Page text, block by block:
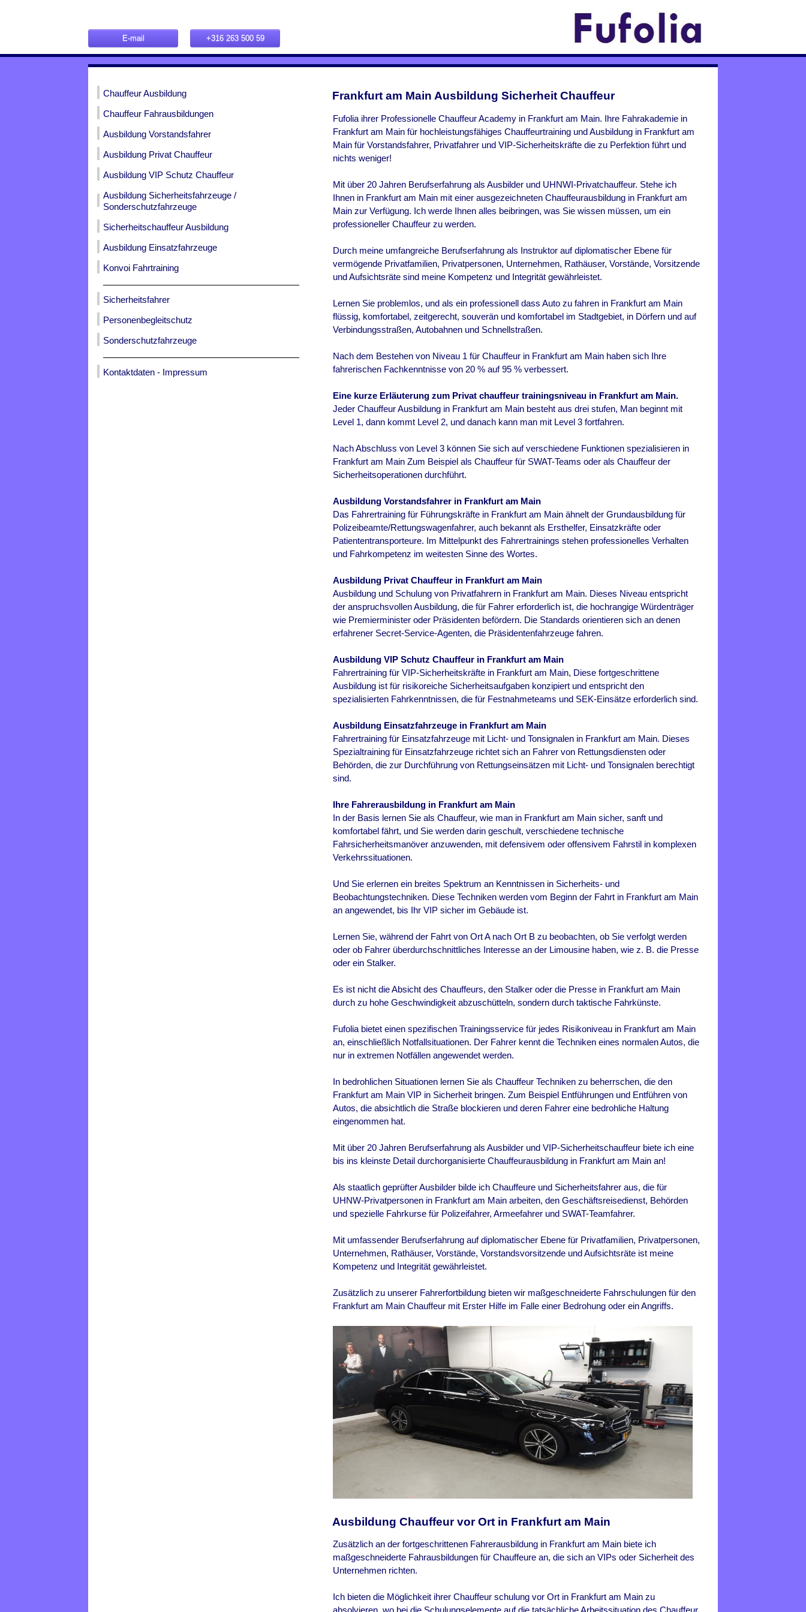
+316 263 500 59
E-mail
Chauffeur Ausbildung
Chauffeur Fahrausbildungen
Ausbildung Vorstandsfahrer
Ausbildung Privat Chauffeur
Ausbildung VIP Schutz Chauffeur
Ausbildung Sicherheitsfahrzeuge /
Sonderschutzfahrzeuge
Sicherheitschauffeur Ausbildung
Ausbildung Einsatzfahrzeuge
Konvoi Fahrtraining
Sicherheitsfahrer
Personenbegleitschutz
Sonderschutzfahrzeuge
Kontaktdaten - Impressum
Frankfurt am Main Ausbildung Sicherheit Chauffeur
Fufolia ihrer Professionelle Chauffeur Academy in Frankfurt am Main. Ihre Fahrakademie in
Frankfurt am Main für hochleistungsfähiges Chauffeurtraining und Ausbildung in Frankfurt am
Main für Vorstandsfahrer, Privatfahrer und VIP-Sicherheitskräfte die zu Perfektion führt und
nichts weniger!
Mit über 20 Jahren Berufserfahrung als Ausbilder und UHNWI-Privatchauffeur. Stehe ich
Ihnen in Frankfurt am Main mit einer ausgezeichneten Chauffeurausbildung in Frankfurt am
Main zur Verfügung. Ich werde Ihnen alles beibringen, was Sie wissen müssen, um ein
professioneller Chauffeur zu werden.
Durch meine umfangreiche Berufserfahrung als Instruktor auf diplomatischer Ebene für
vermögende Privatfamilien, Privatpersonen, Unternehmen, Rathäuser, Vorstände, Vorsitzende
und Aufsichtsräte sind meine Kompetenz und Integrität gewährleistet.
Lernen Sie problemlos, und als ein professionell dass Auto zu fahren in Frankfurt am Main
flüssig, komfortabel, zeitgerecht, souverän und komfortabel im Stadtgebiet, in Dörfern und auf
Verbindungsstraßen, Autobahnen und Schnellstraßen.
Nach dem Bestehen von Niveau 1 für Chauffeur in Frankfurt am Main haben sich Ihre
fahrerischen Fachkenntnisse von 20 % auf 95 % verbessert.
Eine kurze Erläuterung zum Privat chauffeur trainingsniveau in Frankfurt am Main.
Jeder Chauffeur Ausbildung in Frankfurt am Main besteht aus drei stufen, Man beginnt mit
Level 1, dann kommt Level 2, und danach kann man mit Level 3 fortfahren.
Nach Abschluss von Level 3 können Sie sich auf verschiedene Funktionen spezialisieren in
Frankfurt am Main Zum Beispiel als Chauffeur für SWAT-Teams oder als Chauffeur der
Sicherheitsoperationen durchführt.
Ausbildung Vorstandsfahrer in Frankfurt am Main
Das Fahrertraining für Führungskräfte in Frankfurt am Main ähnelt der Grundausbildung für
Polizeibeamte/Rettungswagenfahrer, auch bekannt als Ersthelfer, Einsatzkräfte oder
Patiententransporteure. Im Mittelpunkt des Fahrertrainings stehen professionelles Verhalten
und Fahrkompetenz im weitesten Sinne des Wortes.
Ausbildung Privat Chauffeur in Frankfurt am Main
Ausbildung und Schulung von Privatfahrern in Frankfurt am Main. Dieses Niveau entspricht
der anspruchsvollen Ausbildung, die für Fahrer erforderlich ist, die hochrangige Würdenträger
wie Premierminister oder Präsidenten befördern. Die Standards orientieren sich an denen
erfahrener Secret-Service-Agenten, die Präsidentenfahrzeuge fahren.
Ausbildung VIP Schutz Chauffeur in Frankfurt am Main
Fahrertraining für VIP-Sicherheitskräfte in Frankfurt am Main, Diese fortgeschrittene
Ausbildung ist für risikoreiche Sicherheitsaufgaben konzipiert und entspricht den
spezialisierten Fahrkenntnissen, die für Festnahmeteams und SEK-Einsätze erforderlich sind.
Ausbildung Einsatzfahrzeuge in Frankfurt am Main
Fahrertraining für Einsatzfahrzeuge mit Licht- und Tonsignalen in Frankfurt am Main. Dieses
Spezialtraining für Einsatzfahrzeuge richtet sich an Fahrer von Rettungsdiensten oder
Behörden, die zur Durchführung von Rettungseinsätzen mit Licht- und Tonsignalen berechtigt
sind.
Ihre Fahrerausbildung in Frankfurt am Main
In der Basis lernen Sie als Chauffeur, wie man in Frankfurt am Main sicher, sanft und
komfortabel fährt, und Sie werden darin geschult, verschiedene technische
Fahrsicherheitsmanöver anzuwenden, mit defensivem oder offensivem Fahrstil in komplexen
Verkehrssituationen.
Und Sie erlernen ein breites Spektrum an Kenntnissen in Sicherheits- und
Beobachtungstechniken. Diese Techniken werden vom Beginn der Fahrt in Frankfurt am Main
an angewendet, bis Ihr VIP sicher im Gebäude ist.
Lernen Sie, während der Fahrt von Ort A nach Ort B zu beobachten, ob Sie verfolgt werden
oder ob Fahrer überdurchschnittliches Interesse an der Limousine haben, wie z. B. die Presse
oder ein Stalker.
Es ist nicht die Absicht des Chauffeurs, den Stalker oder die Presse in Frankfurt am Main
durch zu hohe Geschwindigkeit abzuschütteln, sondern durch taktische Fahrkünste.
Fufolia bietet einen spezifischen Trainingsservice für jedes Risikoniveau in Frankfurt am Main
an, einschließlich Notfallsituationen. Der Fahrer kennt die Techniken eines normalen Autos, die
nur in extremen Notfällen angewendet werden.
In bedrohlichen Situationen lernen Sie als Chauffeur Techniken zu beherrschen, die den
Frankfurt am Main VIP in Sicherheit bringen. Zum Beispiel Entführungen und Entführen von
Autos, die absichtlich die Straße blockieren und deren Fahrer eine bedrohliche Haltung
eingenommen hat.
Mit über 20 Jahren Berufserfahrung als Ausbilder und VIP-Sicherheitschauffeur biete ich eine
bis ins kleinste Detail durchorganisierte Chauffeurausbildung in Frankfurt am Main an!
Als staatlich geprüfter Ausbilder bilde ich Chauffeure und Sicherheitsfahrer aus, die für
UHNW-Privatpersonen in Frankfurt am Main arbeiten, den Geschäftsreisedienst, Behörden
und spezielle Fahrkurse für Polizeifahrer, Armeefahrer und SWAT-Teamfahrer.
Mit umfassender Berufserfahrung auf diplomatischer Ebene für Privatfamilien, Privatpersonen,
Unternehmen, Rathäuser, Vorstände, Vorstandsvorsitzende und Aufsichtsräte ist meine
Kompetenz und Integrität gewährleistet.
Zusätzlich zu unserer Fahrerfortbildung bieten wir maßgeschneiderte Fahrschulungen für den
Frankfurt am Main Chauffeur mit Erster Hilfe im Falle einer Bedrohung oder ein Angriffs.
Ausbildung Chauffeur vor Ort in Frankfurt am Main
Zusätzlich an der fortgeschrittenen Fahrerausbildung in Frankfurt am Main biete ich
maßgeschneiderte Fahrausbildungen für Chauffeure an, die sich an VIPs oder Sicherheit des
Unternehmen richten.
Ich bieten die Möglichkeit ihrer Chauffeur schulung vor Ort in Frankfurt am Main zu
absolvieren, wo bei die Schulungselemente auf die tatsächliche Arbeitssituation des Chauffeur